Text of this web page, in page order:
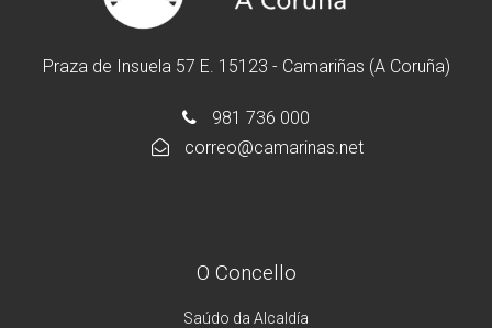
Praza de Insuela 57 E. 15123 - Camariñas (A Coruña)
981 736 000
correo@camarinas.net
O Concello
Saúdo da Alcaldía